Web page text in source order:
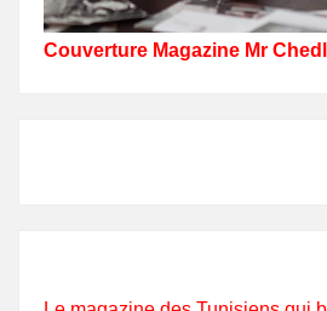
Couverture Magazine Mr